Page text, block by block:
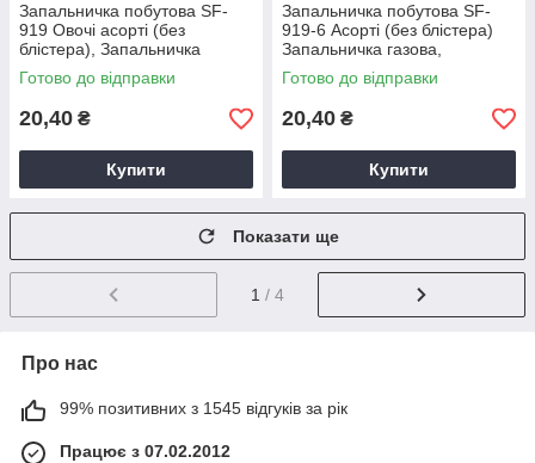
Запальничка побутова SF-
919 Овочі асорті (без
блістера), Запальничка
газова, Запальничка
пластикова
Готово до відправки
20,40 ₴
Купити
Запальничка побутова SF-
919-6 Асорті (без блістера)
Запальничка газова,
Запальничка пластикова
Готово до відправки
20,40 ₴
Купити
Показати ще
1 / 4
Про нас
99% позитивних з 1545 відгуків за рік
Працює з 07.02.2012